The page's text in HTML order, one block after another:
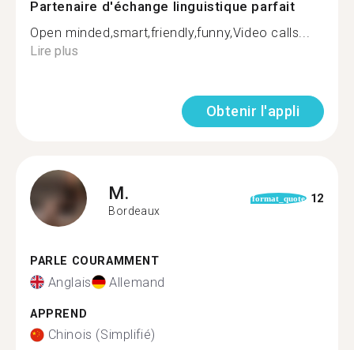
Partenaire d'échange linguistique parfait
Open minded,smart,friendly,funny,Video calls...
Lire plus
Obtenir l'appli
M.
Bordeaux
format_quote 12
PARLE COURAMMENT
Anglais Allemand
APPREND
Chinois (Simplifié)